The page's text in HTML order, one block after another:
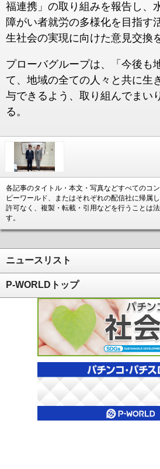
福連携」の取り組みを報告し、
障がい者就労の多様化を目指す
生社会の実現に向けた意見交換
プローバグループは、「今後も
て、地域の全ての人々と共に生
与できるよう、取り組んでまい
る。
各記事のタイトル・本文・写真などすべてのコ
ピーワールド、またはそれぞれの配信社に帰属
許可なく、複製・転載・引用などを行うことは
す。
ニュースリスト
P-WORLDトップ